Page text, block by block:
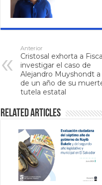
Anterior
Cristosal exhorta a
investigar el caso de
Alejandro Muyshondt
de un año de su
tutela estatal
Related Articles